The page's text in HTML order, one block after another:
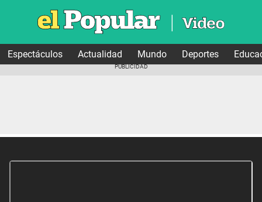
Espectáculos Actualidad Mundo Deportes